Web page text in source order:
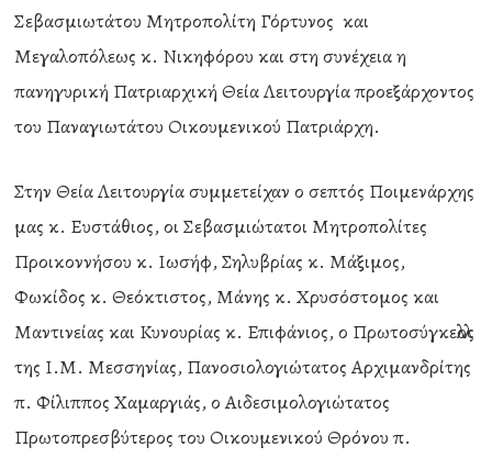
Σεβασμιωτάτου Μητροπολίτη Γόρτυνος και
Μεγαλοπόλεως κ. Νικηφόρου και στη συνέχεια η
πανηγυρική Πατριαρχική Θεία Λειτουργία προεξάρχοντος
του Παναγιωτάτου Οικουμενικού Πατριάρχη.
Στην Θεία Λειτουργία συμμετείχαν ο σεπτός Ποιμενάρχης
μας κ. Ευστάθιος, οι Σεβασμιώτατοι Μητροπολίτες
Προικοννήσου κ. Ιωσήφ, Σηλυβρίας κ. Μάξιμος,
Φωκίδος κ. Θεόκτιστος, Μάνης κ. Χρυσόστομος και
Μαντινείας και Κυνουρίας κ. Επιφάνιος, ο Πρωτοσύγκελλος
της Ι.Μ. Μεσσηνίας, Πανοσιολογιώτατος Αρχιμανδρίτης
π. Φίλιππος Χαμαργιάς, ο Αιδεσιμολογιώτατος
Πρωτοπρεσβύτερος του Οικουμενικού Θρόνου π.